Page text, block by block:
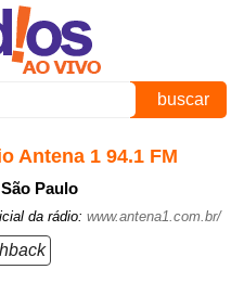
buscar
Antena 1 94.1 FM
Paulo
da rádio:www.antena1.com.br/